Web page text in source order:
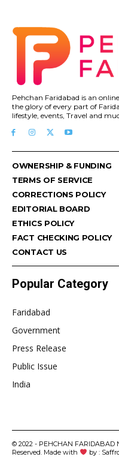
Pehchan Faridabad is an
the glory of every part of
lifestyle, events, Travel and
OWNERSHIP & FUNDING
TERMS OF SERVICE
CORRECTIONS POLICY
EDITORIAL BOARD
ETHICS POLICY
FACT CHECKING POLICY
CONTACT US
Popular Category
Faridabad
Government
Press Release
Public Issue
India
© 2022 - PEHCHAN FARIDABAD
Reserved. Made with
by :